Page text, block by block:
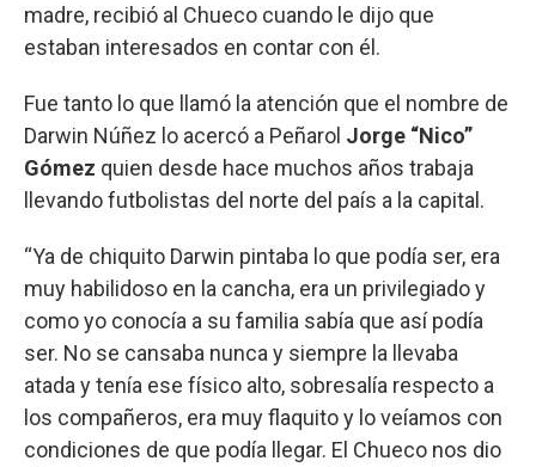
madre, recibió al Chueco cuando le dijo que
estaban interesados en contar con él.
Fue tanto lo que llamó la atención que el nombre de
Darwin Núñez lo acercó a Peñarol Jorge “Nico”
Gómez quien desde hace muchos años trabaja
llevando futbolistas del norte del país a la capital.
“Ya de chiquito Darwin pintaba lo que podía ser, era
muy habilidoso en la cancha, era un privilegiado y
como yo conocía a su familia sabía que así podía
ser. No se cansaba nunca y siempre la llevaba
atada y tenía ese físico alto, sobresalía respecto a
los compañeros, era muy flaquito y lo veíamos con
condiciones de que podía llegar. El Chueco nos dio